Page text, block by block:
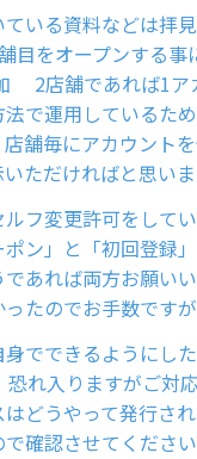
いる資料などは拝
目をオープンする
2店舗であれば1ア
で運用しているた
舗毎にアカウント
ただければと思いま
フ変更許可をして
ン」と「初回登録
あれば両方お願い
たのでお手数です
身でできるように
れ入りますがご対
どうやって発行さ
確認させてください